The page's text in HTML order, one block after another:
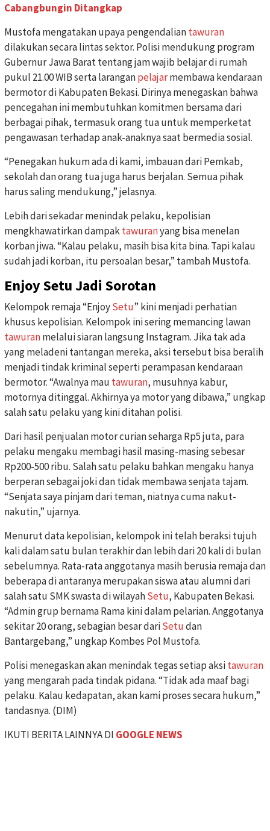
Cabangbungin Ditangkap
Mustofa mengatakan upaya pengendaliantawuran
dilakukan secara lintas sektor. Polisi mendukung program
Gubernur Jawa Barat tentang jam wajib belajar di rumah
pukul 21.00 WIB serta laranganpelajarmembawa kendaraan
bermotor di Kabupaten Bekasi. Dirinya menegaskan bahwa
pencegahan ini membutuhkan komitmen bersama dari
berbagai pihak, termasuk orang tua untuk memperketat
pengawasan terhadap anak-anaknya saat bermedia sosial.
“Penegakan hukum ada di kami, imbauan dari Pemkab,
sekolah dan orang tua juga harus berjalan. Semua pihak
harus saling mendukung,” jelasnya.
Lebih dari sekadar menindak pelaku, kepolisian
mengkhawatirkan dampaktawuranyang bisa menelan
korban jiwa. “Kalau pelaku, masih bisa kita bina. Tapi kalau
sudah jadi korban, itu persoalan besar,” tambah Mustofa.
Enjoy Setu Jadi Sorotan
Kelompok remaja “EnjoySetu” kini menjadi perhatian
khusus kepolisian. Kelompok ini sering memancing lawan
tawuranmelalui siaran langsung Instagram. Jika tak ada
yang meladeni tantangan mereka, aksi tersebut bisa beralih
menjadi tindak kriminal seperti perampasan kendaraan
bermotor. “Awalnya mau tawuran, musuhnya kabur,
motornya ditinggal. Akhirnya ya motor yang dibawa,” ungkap
salah satu pelaku yang kini ditahan polisi.
Dari hasil penjualan motor curian seharga Rp5 juta, para
pelaku mengaku membagi hasil masing-masing sebesar
Rp200-500 ribu. Salah satu pelaku bahkan mengaku hanya
berperan sebagai joki dan tidak membawa senjata tajam.
“Senjata saya pinjam dari teman, niatnya cuma nakut-
nakutin,” ujarnya.
Menurut data kepolisian, kelompok ini telah beraksi tujuh
kali dalam satu bulan terakhir dan lebih dari 20 kali di bulan
sebelumnya. Rata-rata anggotanya masih berusia remaja dan
beberapa di antaranya merupakan siswa atau alumni dari
salah satu SMK swasta di wilayahSetu, Kabupaten Bekasi.
“Admin grup bernama Rama kini dalam pelarian. Anggotanya
sekitar 20 orang, sebagian besar dariSetudan
Bantargebang,” ungkap Kombes Pol Mustofa.
Polisi menegaskan akan menindak tegas setiap aksitawuran
yang mengarah pada tindak pidana. “Tidak ada maaf bagi
pelaku. Kalau kedapatan, akan kami proses secara hukum,”
tandasnya. (DIM)
IKUTI BERITA LAINNYA DI GOOGLE NEWS